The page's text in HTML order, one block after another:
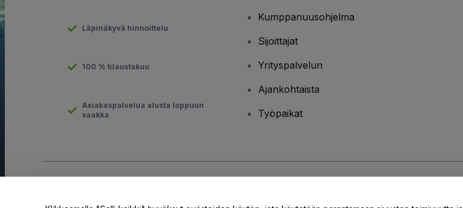
Läpinäkyvä hinnoittelu
100 % tilaustakuu
Asiakaspalvelua alusta loppuun
saakka
Kumppanuusohjelma
Sijoittajat
Yrityspalvelun
Ajankohtaista
Työpaikat